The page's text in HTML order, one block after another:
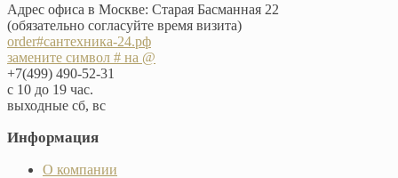
Адрес офиса в Москве: Старая Басманная 22
(обязательно согласуйте время визита)
order#сантехника-24.рф
замените символ # на @
+7(499) 490-52-31
с 10 до 19 час.
выходные сб, вс
Информация
О компании